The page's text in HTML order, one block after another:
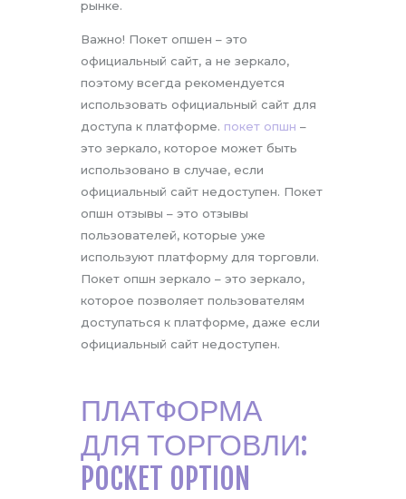
рынке.
Важно! Покет опшен – это
официальный сайт, а не зеркало,
поэтому всегда рекомендуется
использовать официальный сайт для
доступа к платформе. покет опшн –
это зеркало, которое может быть
использовано в случае, если
официальный сайт недоступен. Покет
опшн отзывы – это отзывы
пользователей, которые уже
используют платформу для торговли.
Покет опшн зеркало – это зеркало,
которое позволяет пользователям
доступаться к платформе, даже если
официальный сайт недоступен.
ПЛАТФОРМА
ДЛЯ ТОРГОВЛИ:
POCKET OPTION